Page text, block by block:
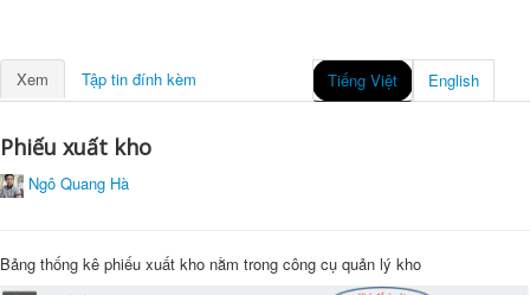
Xem Tập tin đính kèm English
Tiếng Việt
Phiếu xuất kho
Ngô Quang Hà
Bảng thống kê phiếu xuất kho nằm trong công cụ quản lý kho